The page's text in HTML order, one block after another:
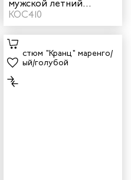
мужской летний
"Файмер 1" цвет серый/
черный
КОС410